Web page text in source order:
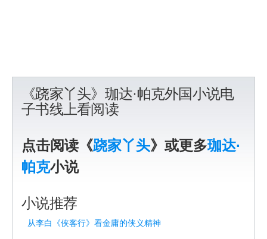
《跷家丫头》珈达·帕克外国小说电
子书线上看阅读
点击阅读《跷家丫头》或更多珈达·
帕克小说
小说推荐
从李白《侠客行》看金庸的侠义精神